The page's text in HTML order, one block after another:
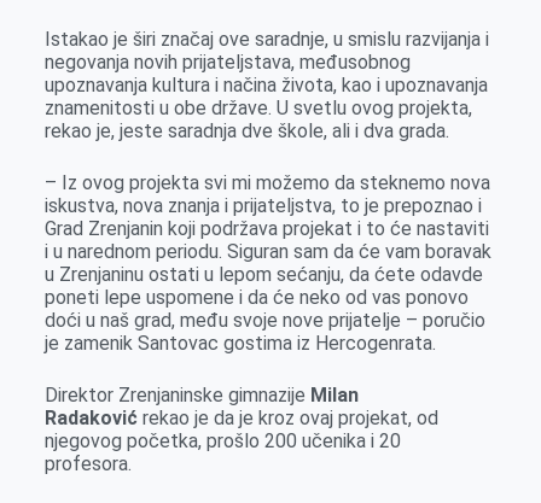
Istakao je širi značaj ove saradnje, u smislu razvijanja i
negovanja novih prijateljstava, međusobnog
upoznavanja kultura i načina života, kao i upoznavanja
znamenitosti u obe države. U svetlu ovog projekta,
rekao je, jeste saradnja dve škole, ali i dva grada.
– Iz ovog projekta svi mi možemo da steknemo nova
iskustva, nova znanja i prijateljstva, to je prepoznao i
Grad Zrenjanin koji podržava projekat i to će nastaviti
i u narednom periodu. Siguran sam da će vam boravak
u Zrenjaninu ostati u lepom sećanju, da ćete odavde
poneti lepe uspomene i da će neko od vas ponovo
doći u naš grad, među svoje nove prijatelje – poručio
je zamenik Santovac gostima iz Hercogenrata.
Direktor Zrenjaninske gimnazije Milan
Radaković rekao je da je kroz ovaj projekat, od
njegovog početka, prošlo 200 učenika i 20
profesora.